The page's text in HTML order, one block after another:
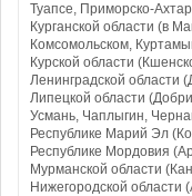
Туапсе, Приморско-
Курганской области (в
Комсомольском,
Курской области
Ленинградской области
Липецкой области
Усмань, Чаплыгин,
Республике Марий Эл
Республике Мордовия
Мурманской области
Нижегородской области